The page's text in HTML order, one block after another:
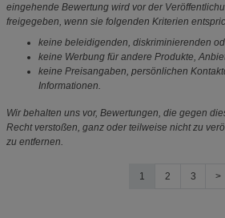
eingehende Bewertung wird vor der
freigegeben, wenn sie folgenden Kriterien
keine beleidigenden, diskriminierenden
keine Werbung für andere Produkte,
keine Preisangaben, persönlichen
Informationen.
Wir behalten uns vor, Bewertungen, die gegen
Recht verstoßen, ganz oder teilweise nicht zu
zu entfernen.
1 2 3 >